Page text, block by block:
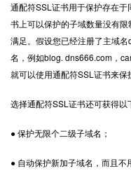
通配符SSL证书用于保护存在
书上可以保护的子域数量没有
满足。假设您已经注册了主域
名，例如blog. dns666.com，
就可以使用通配符SSL证书来保
选择通配符SSL证书还可获得以
● 保护无限个二级子域名；
● 自动保护新加子域名，而且不